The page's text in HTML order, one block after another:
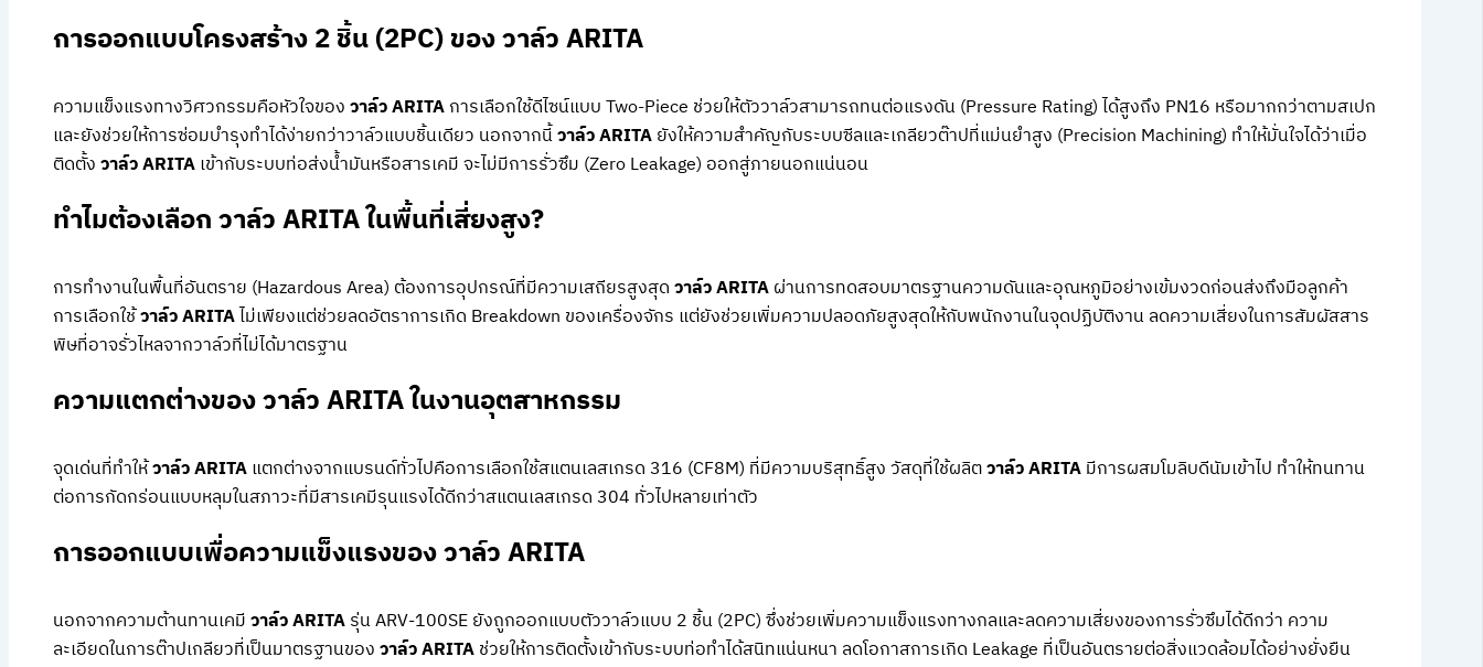
การออกแบบโครงสร้าง 2 ชิ้น (2PC) ของ วาล์ว ARITA
ความแข็งแรงทางวิศวกรรมคือหัวใจของวาล์ว ARITAการเลือกใช้ดีไซน์แบบ Two-Piece ช่วยให้ตัววาล์วสามารถทนต่อแรงดัน (Pressure Rating) ได้สูงถึง PN16 หรือมากกว่าตามสเปก
และยังช่วยให้การซ่อมบำรุงทำได้ง่ายกว่าวาล์วแบบชิ้นเดียว นอกจากนี้วาล์ว ARITAยังให้ความสำคัญกับระบบซีลและเกลียวต๊าปที่แม่นยำสูง (Precision Machining) ทำให้มั่นใจได้ว่าเมื่อ
ติดตั้งวาล์ว ARITAเข้ากับระบบท่อส่งน้ำมันหรือสารเคมี จะไม่มีการรั่วซึม (Zero Leakage) ออกสู่ภายนอกแน่นอน
ทำไมต้องเลือก วาล์ว ARITA ในพื้นที่เสี่ยงสูง?
การทำงานในพื้นที่อันตราย (Hazardous Area) ต้องการอุปกรณ์ที่มีความเสถียรสูงสุดวาล์ว ARITAผ่านการทดสอบมาตรฐานความดันและอุณหภูมิอย่างเข้มงวดก่อนส่งถึงมือลูกค้า
การเลือกใช้วาล์ว ARITAไม่เพียงแต่ช่วยลดอัตราการเกิด Breakdown ของเครื่องจักร แต่ยังช่วยเพิ่มความปลอดภัยสูงสุดให้กับพนักงานในจุดปฏิบัติงาน ลดความเสี่ยงในการสัมผัสสาร
พิษที่อาจรั่วไหลจากวาล์วที่ไม่ได้มาตรฐาน
ความแตกต่างของ วาล์ว ARITA ในงานอุตสาหกรรม
จุดเด่นที่ทำให้วาล์ว ARITAแตกต่างจากแบรนด์ทั่วไปคือการเลือกใช้สแตนเลสเกรด 316 (CF8M) ที่มีความบริสุทธิ์สูง วัสดุที่ใช้ผลิตวาล์ว ARITAมีการผสมโมลิบดีนัมเข้าไป ทำให้ทนทาน
ต่อการกัดกร่อนแบบหลุมในสภาวะที่มีสารเคมีรุนแรงได้ดีกว่าสแตนเลสเกรด 304 ทั่วไปหลายเท่าตัว
การออกแบบเพื่อความแข็งแรงของ วาล์ว ARITA
นอกจากความต้านทานเคมีวาล์ว ARITAรุ่น ARV-100SE ยังถูกออกแบบตัววาล์วแบบ 2 ชิ้น (2PC) ซึ่งช่วยเพิ่มความแข็งแรงทางกลและลดความเสี่ยงของการรั่วซึมได้ดีกว่า ความ
ละเอียดในการต๊าปเกลียวที่เป็นมาตรฐานของวาล์ว ARITAช่วยให้การติดตั้งเข้ากับระบบท่อทำได้สนิทแน่นหนา ลดโอกาสการเกิด Leakage ที่เป็นอันตรายต่อสิ่งแวดล้อมได้อย่างยั่งยืน